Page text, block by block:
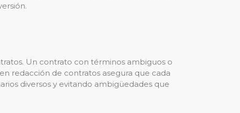
Un contrato con términos ambiguos o
redacción de contratos asegura que cada
diversos y evitando ambigüedades que